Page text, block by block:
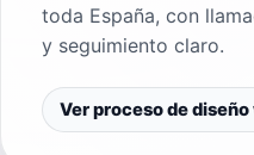
toda España, con
y seguimiento claro.
Ver proceso de diseño